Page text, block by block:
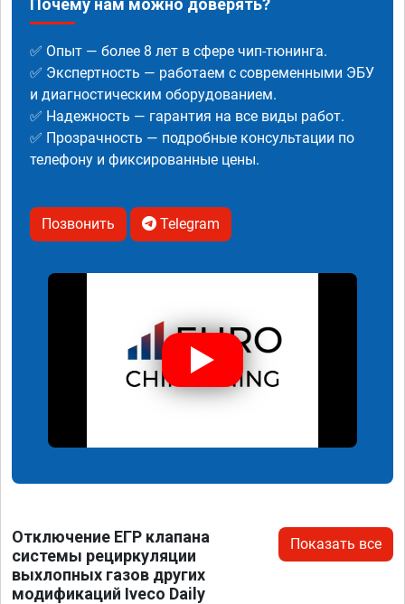
Почему нам можно доверять?
✅ Опыт — более 8 лет в сфере чип-тюнинга.
✅ Экспертность — работаем с современными ЭБУ
и диагностическим оборудованием.
✅ Надежность — гарантия на все виды работ.
✅ Прозрачность — подробные консультации по
телефону и фиксированные цены.
Позвонить Telegram
Отключение ЕГР клапана
системы рециркуляции
выхлопных газов других
модификаций Iveco Daily
Показать все